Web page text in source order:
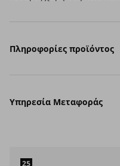
Πληροφορίες προϊόντος
Υπηρεσία Μεταφοράς